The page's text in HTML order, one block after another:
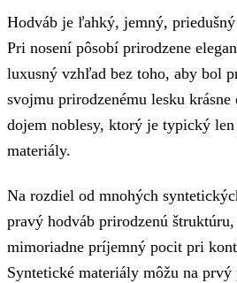
Hodváb je ľahký, jemný,
Pri nosení pôsobí prirodzene
luxusný vzhľad bez toho, aby bol
svojmu prirodzenému lesku krásne
dojem noblesy, ktorý je typický
materiály.
Na rozdiel od mnohých
pravý hodváb prirodzenú
mimoriadne príjemný pocit pri
Syntetické materiály môžu na